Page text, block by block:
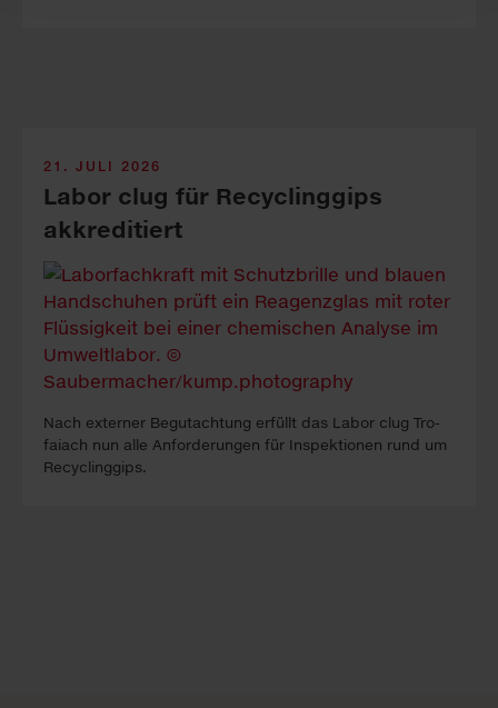
21. JULI 2026
Labor clug für Recyclinggips
akkreditiert
Nach ex­ter­ner Be­gutacht­ung erfüllt das La­bor clug Tro­
faiach nun alle An­forder­ung­en für In­spekt­ion­en rund um
Re­cyc­ling­gips.